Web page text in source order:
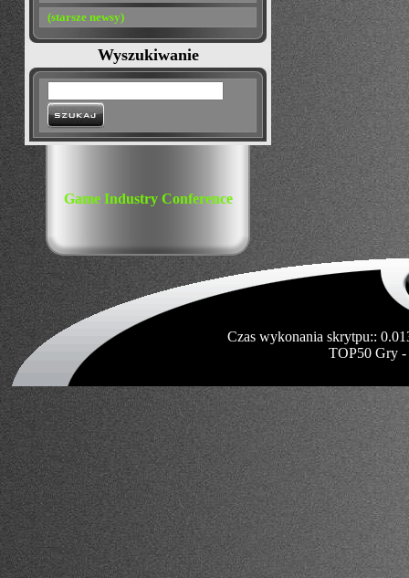
(starsze newsy)
Wyszukiwanie
Game Industry Conference
Czas wykonania skrytpu::
TOP50 Gry